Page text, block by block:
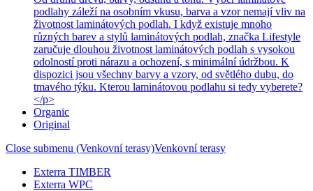
podlahy záleží na osobním vkusu, barva a vzor nemají vliv na
životnost laminátových podlah. I když existuje mnoho
různých barev a stylů laminátových podlah, značka Lifestyle
zaručuje dlouhou životnost laminátových podlah s vysokou
odolností proti nárazu a ochození, s minimální údržbou. K
dispozici jsou všechny barvy a vzory, od světlého dubu, do
tmavého týku. Kterou laminátovou podlahu si tedy vyberete?
</p>
Organic
Original
Close submenu (Venkovní terasy)Venkovní terasy
Exterra TIMBER
Exterra WPC